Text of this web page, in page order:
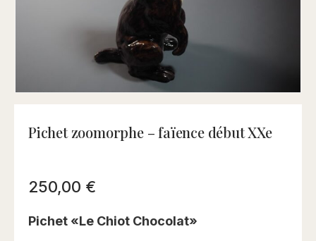
Pichet zoomorphe – faïence début XXe
250,00 €
Pichet «Le Chiot Chocolat»